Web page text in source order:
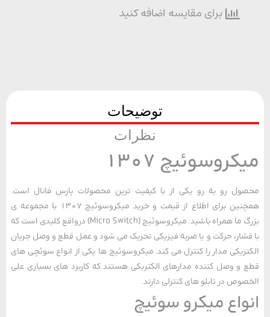
برای مقایسه اضافه کنید
توضیحات
نظرات
1307
رو به رو یکی از با کیفیت ترین محصولات پارس فانال است.
همچنین برای اطلاع از قیمت و خرید میکروسوئیچ 1307 با مجموعه ی
بزرگ ما همراه باشید. میکروسوئیچ (Micro Switch) درواقع کلیدی است که
حرکت و یا ضربه فیزیکی تحریک می شود و عمل قطع و وصل جریان
مدار را کنترل می کند. میکروسوئیچ ها یکی از انواع سوئچی های
و وصل کننده مدارهای الکتریکی هستند که کاربرد های بسیاری علی
در تابلو های کنترلی دارند.
میکرو سوئیچ‌